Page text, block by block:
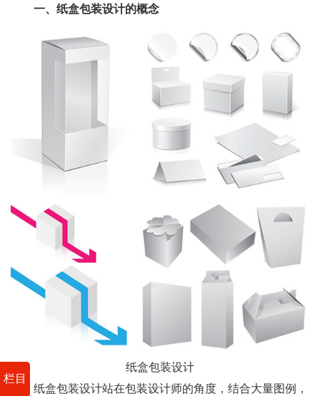
栏目
一、纸盒包装设计的概念
纸盒包装设计
纸盒包装设计站在包装设计师的角度，结合大量图例，